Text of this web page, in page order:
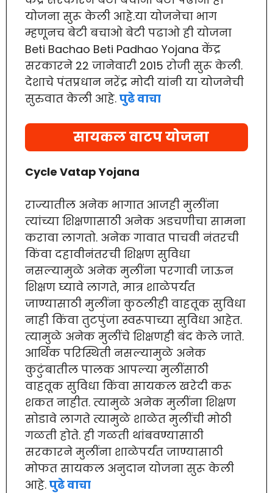
योजना सुरू केली आहे.या योजनेचा भाग
म्हणूनच बेटी बचाओ बेटी पढाओ ही योजना
Beti Bachao Beti Padhao Yojana केंद्र
सरकारने 22 जानेवारी 2015 रोजी सुरू केली.
देशाचे पंतप्रधान नरेंद्र मोदी यांनी या योजनेची
सुरुवात केली आहे. पुढे वाचा
सायकल वाटप योजना
Cycle Vatap Yojana
राज्यातील अनेक भागात आजही मुलींना
त्यांच्या शिक्षणासाठी अनेक अडचणीचा सामना
करावा लागतो. अनेक गावात पाचवी नंतरची
किंवा दहावीनंतरची शिक्षण सुविधा
नसल्यामुळे अनेक मुलींना परगावी जाऊन
शिक्षण घ्यावे लागते, मात्र शाळेपर्यंत
जाण्यासाठी मुलींना कुठलीही वाहतूक सुविधा
नाही किंवा तुटपुंजा स्वरूपाच्या सुविधा आहेत.
त्यामुळे अनेक मुलींचे शिक्षणही बंद केले जाते.
आर्थिक परिस्थिती नसल्यामुळे अनेक
कुटुंबातील पालक आपल्या मुलींसाठी
वाहतूक सुविधा किंवा सायकल खरेदी करू
शकत नाहीत. त्यामुळे अनेक मुलींना शिक्षण
सोडावे लागते त्यामुळे शाळेत मुलींची मोठी
गळती होते. ही गळती थांबवण्यासाठी
सरकारने मुलींना शाळेपर्यंत जाण्यासाठी
मोफत सायकल अनुदान योजना सुरू केली
आहे. पुढे वाचा